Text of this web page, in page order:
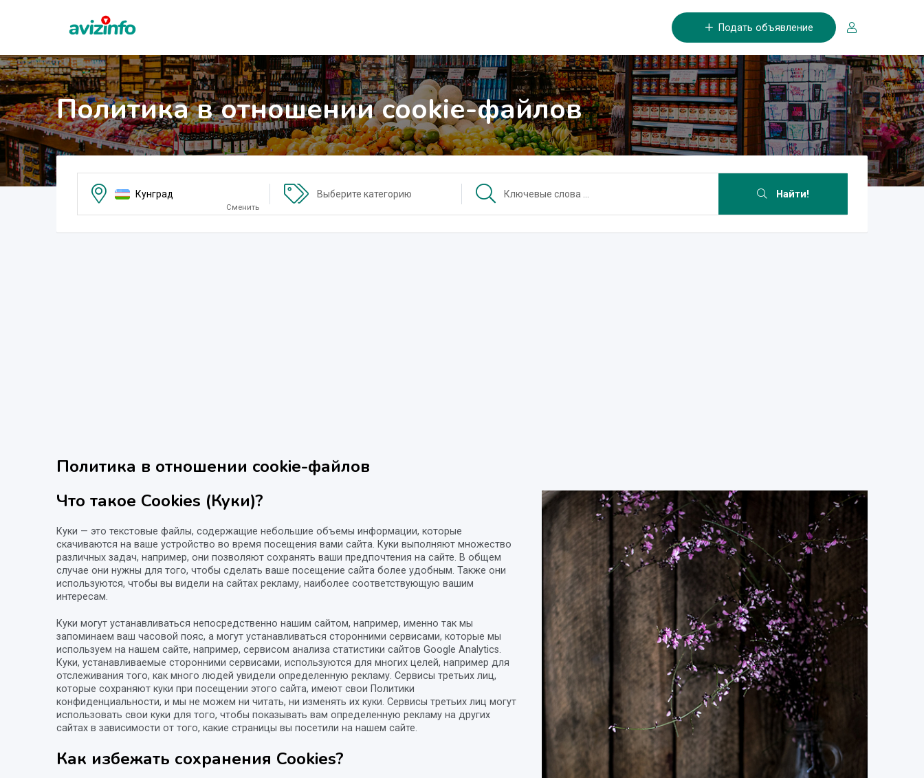
Подать объявление
Политика в отношении cookie-файлов
Кунград
Сменить
Выберите категорию Найти!
Политика в отношении cookie-файлов
Что такое Cookies (Куки)?
Куки — это текстовые файлы, содержащие небольшие объемы информации, которые
скачиваются на ваше устройство во время посещения вами сайта. Куки выполняют множество
различных задач, например, они позволяют сохранять ваши предпочтения на сайте. В общем
случае они нужны для того, чтобы сделать ваше посещение сайта более удобным. Также они
используются, чтобы вы видели на сайтах рекламу, наиболее соответствующую вашим
интересам.
Куки могут устанавливаться непосредственно нашим сайтом, например, именно так мы
запоминаем ваш часовой пояс, а могут устанавливаться сторонними сервисами, которые мы
используем на нашем сайте, например, сервисом анализа статистики сайтов Google Analytics.
Куки, устанавливаемые сторонними сервисами, используются для многих целей, например для
отслеживания того, как много людей увидели определенную рекламу. Сервисы третьих лиц,
которые сохраняют куки при посещении этого сайта, имеют свои Политики
конфиденциальности, и мы не можем ни читать, ни изменять их куки. Сервисы третьих лиц могут
использовать свои куки для того, чтобы показывать вам определенную рекламу на других
сайтах в зависимости от того, какие страницы вы посетили на нашем сайте.
Как избежать сохранения Cookies?